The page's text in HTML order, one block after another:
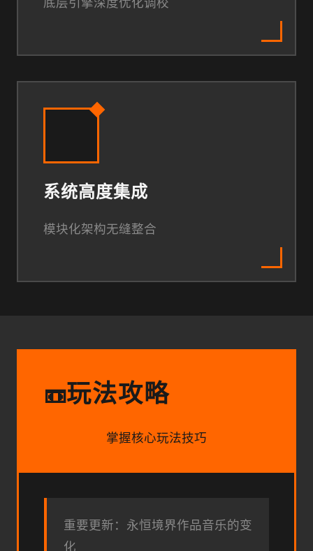
系统高度集成
模块化架构无缝整合
📼玩法攻略
掌握核心玩法技巧
重要更新：永恒境界作品音乐的变
化